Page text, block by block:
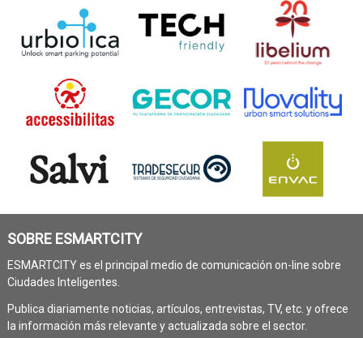
SOBRE ESMARTCITY
ESMARTCITY es el principal medio de comunicación on-line sobre
Ciudades Inteligentes.
Publica diariamente noticias, artículos, entrevistas, TV, etc. y ofrece
la información más relevante y actualizada sobre el sector.